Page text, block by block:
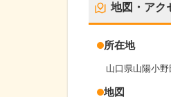
地図・アク
所在地
山口県山陽小
地図